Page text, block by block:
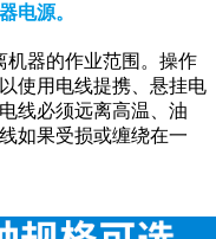
电源。
机器的作业范围。操作
使用电线提携、悬挂电
线必须远离高温、油
如果受损或缠绕在一